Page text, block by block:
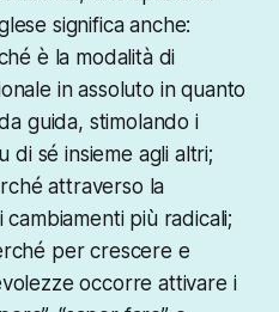
significa anche:
è la modalità di
in assoluto in quanto
guida, stimolando i
di sé insieme agli altri;
attraverso la
cambiamenti più radicali;
per crescere e
occorre attivare i